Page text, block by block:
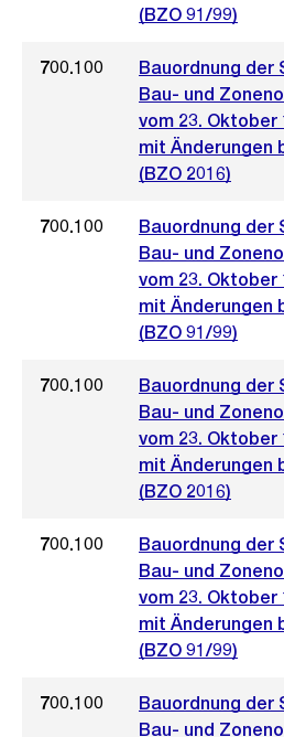
(BZO 91/99)
700.100
Bauordnung der
Bau- und
vom 23. Oktober
mit Änderungen
(BZO 2016)
700.100
Bauordnung der
Bau- und
vom 23. Oktober
mit Änderungen
(BZO 91/99)
700.100
Bauordnung der
Bau- und
vom 23. Oktober
mit Änderungen
(BZO 2016)
700.100
Bauordnung der
Bau- und
vom 23. Oktober
mit Änderungen
(BZO 91/99)
700.100
Bauordnung der
Bau- und